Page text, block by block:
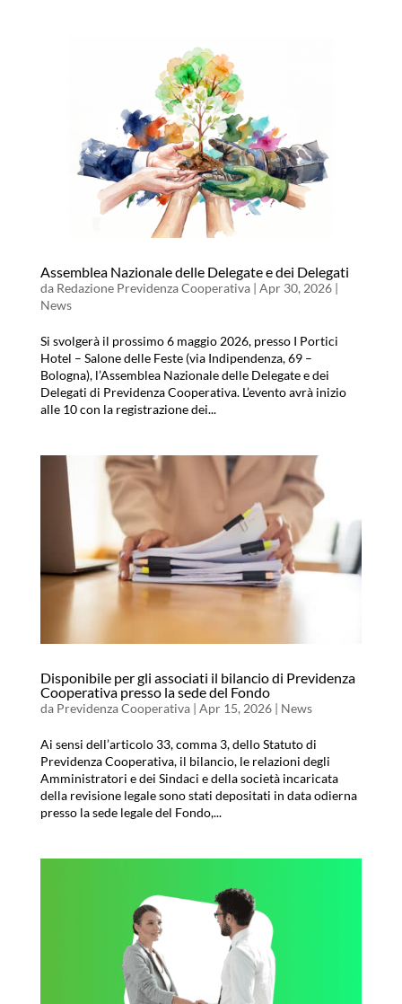
Assemblea Nazionale delle Delegate e dei Delegati
da Redazione Previdenza Cooperativa| Apr 30, 2026|
News
Si svolgerà il prossimo 6 maggio 2026, presso I Portici
Hotel – Salone delle Feste (via Indipendenza, 69 –
Bologna), l’Assemblea Nazionale delle Delegate e dei
Delegati di Previdenza Cooperativa. L’evento avrà inizio
alle 10 con la registrazione dei...
Disponibile per gli associati il bilancio di Previdenza
Cooperativa presso la sede del Fondo
da Previdenza Cooperativa| Apr 15, 2026| News
Ai sensi dell’articolo 33, comma 3, dello Statuto di
Previdenza Cooperativa, il bilancio, le relazioni degli
Amministratori e dei Sindaci e della società incaricata
della revisione legale sono stati depositati in data odierna
presso la sede legale del Fondo,...